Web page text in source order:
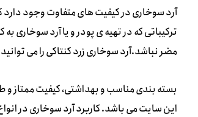
آرد سوخاری در کیفیت های متفاوت وجود دارد
ترکیباتی که در تهیه ی پودر و یا آرد سوخاری
مضر نباشد.آرد سوخاری زرد کنتاکی را می
بسته بندی مناسب و بهداشتی، کیفیت ممتاز و
این سایت می باشد. کاربرد آرد سوخاری در